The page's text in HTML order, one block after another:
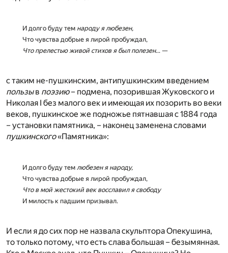
И долго буду тем народу я любезен,
Что чувства добрые я лирой пробуждал,
Что прелестью живой стихов я был полезен... —
с таким не-пушкинским, антипушкинским введением
пользыв поэзию– подмена, позорившая Жуковского и
Николая I без малого век и имеющая их позорить во веки
веков, пушкинское же подножье пятнавшая с 1884 года
– установки памятника, – наконец заменена словами
пушкинского«Памятника»:
И долго буду тем любезен я народу,
Что чувства добрые я лирой пробуждал,
Что в мой жестокий век восславил я свободу
И милость к падшим призывал.
И если я до сих пор не назвала скульптора Опекушина,
то только потому, что есть слава большая – безымянная.